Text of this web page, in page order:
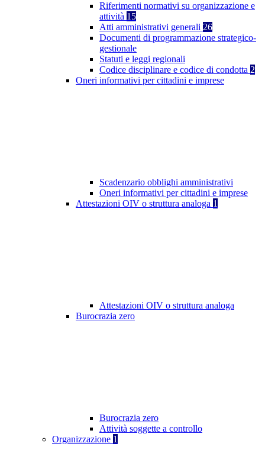
Riferimenti normativi su organizzazione e
attività 15
Atti amministrativi generali 26
Documenti di programmazione strategico-
gestionale
Statuti e leggi regionali
Codice disciplinare e codice di condotta 2
Oneri informativi per cittadini e imprese
Scadenzario obblighi amministrativi
Oneri informativi per cittadini e imprese
Attestazioni OIV o struttura analoga 1
Attestazioni OIV o struttura analoga
Burocrazia zero
Burocrazia zero
Attività soggette a controllo
Organizzazione 1